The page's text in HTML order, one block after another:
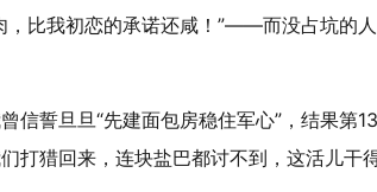
，比我初恋的承诺还咸！”——而没占坑的
信誓旦旦“先建面包房稳住军心”，结果第
打猎回来，连块盐巴都讨不到，这活儿干